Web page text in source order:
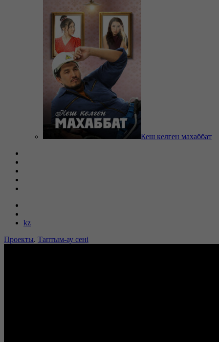
Кеш келген махаббат
kz
Проекты. Таптым-ау сені